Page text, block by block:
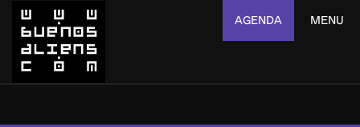
AGENDA MENU